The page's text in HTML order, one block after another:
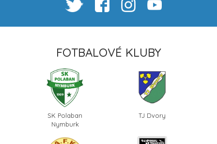
FOTBALOVÉ KLUBY
SK Polaban
Nymburk
TJ Dvory